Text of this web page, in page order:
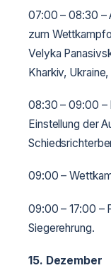
07:00 – 08:30 –
zum
Velyka
Kharkiv,
08:30 – 09:00 –
Einstellung der
09:00 –
09:00 – 17:00 –
Siegerehrung.
15. Dezember